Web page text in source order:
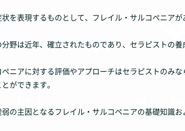
を表現するものとして、フレイル・サルコペニアが
野は近年、確立されたものであり、セラピストの
ニアに対する評価やアプローチはセラピストのみ
ができます。
の主因となるフレイル・サルコペニアの基礎知識